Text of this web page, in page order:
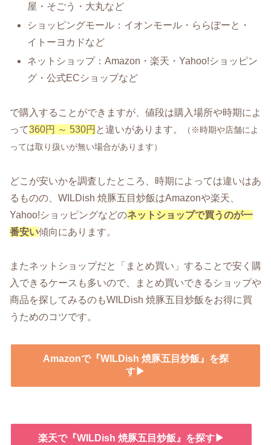
屋・そごう・大丸など
ショッピングモール：イオンモール・ららぽーと・
イトーヨカドなど
ネットショップ：Amazon・楽天・Yahoo!ショッピン
グ・公式ECショップなど
で購入することができますが、値段は購入場所や時期によ
って360円 ～ 530円 と違いがあります。
（※時期や店舗によ
っては取り扱いが無い場合があります）
どこが安いかを調査したところ、時期によっては違いはあ
るものの、WILDish 焼豚五目炒飯はAmazonや楽天、
Yahoo!ショッピングなどのネットショップで買うのが一
番安い傾向にあります。
またネットショップだと「まとめ買い」することで安く購
入できるケースも多いので、まとめ買いできるショップや
商品を探してみるのもWILDish 焼豚五目炒飯をお得に買
うためのコツです。
Amazonで『WILDish 焼豚五目炒飯』を探
す▶
楽天で『WILDish 焼豚五目炒飯』を探す▶